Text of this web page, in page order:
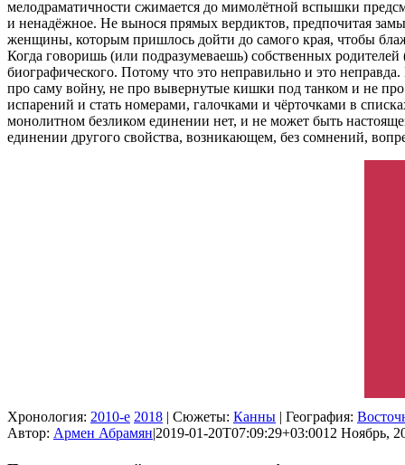
мелодраматичности сжимается до мимолётной вспышки
и ненадёжное. Не вынося прямых вердиктов, предпочитая
женщины, которым пришлось дойти до самого края, чтобы
Когда говоришь (или подразумеваешь) собственных
биографического. Потому что это неправильно и это
про саму войну, не про вывернутые кишки под танком и не
испарений и стать номерами, галочками и чёрточками в
монолитном безликом единении нет, и не может быть
единении другого свойства, возникающем, без сомнений,
Хронология: 2010-е 2018 | Сюжеты: Канны | География:
Автор: Армен Абрамян|2019-01-20T07:09:29+03:0012 Ноябрь,